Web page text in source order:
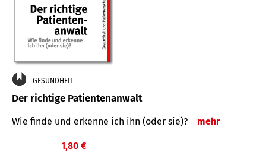
GESUNDHEIT
Der richtige Patientenanwalt
Wie finde und erkenne ich ihn (oder sie)? mehr
1,80 €